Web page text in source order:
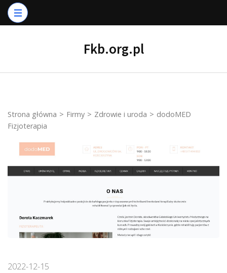
Skip
to
Fkb.org.pl
Strona główna > Firmy > Zdrowie i uroda > dodoMED
Fizjoterapia
2022-12-15